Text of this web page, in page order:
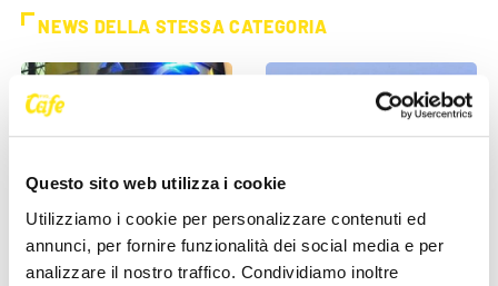
Questo sito web utilizza i cookie
Utilizziamo i cookie per personalizzare contenuti ed
annunci, per fornire funzionalità dei social media e per
analizzare il nostro traffico. Condividiamo inoltre
NEWS DELLA STESSA CATEGORIA
CRONACA CRONACA